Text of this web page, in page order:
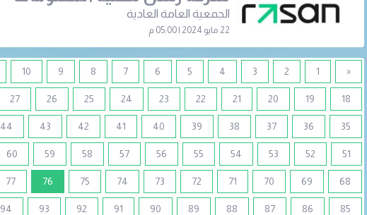
الجمعية العامة العادية
22 مايو 2024 | 05:00 م
«
1
2
3
4
5
6
7
8
9
10
18
19
20
21
22
23
24
25
26
27
35
36
37
38
39
40
41
42
43
44
51
52
53
54
55
56
57
58
59
60
68
69
70
71
72
73
74
75
76
77
85
86
87
88
89
90
91
92
93
94